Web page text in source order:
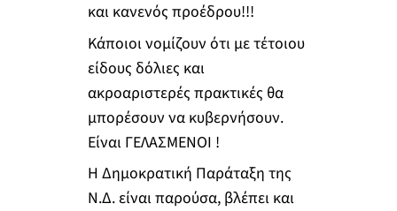
και κανενός προέδρου!!!
Κάποιοι νομίζουν ότι με τέτοιου
είδους δόλιες και
ακροαριστερές πρακτικές θα
μπορέσουν να κυβερνήσουν.
Είναι ΓΕΛΑΣΜΕΝΟΙ !
Η Δημοκρατική Παράταξη της
Ν.Δ. είναι παρούσα, βλέπει και